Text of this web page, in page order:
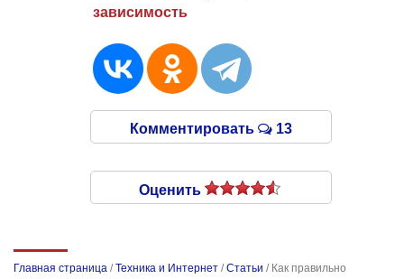
зависимость
Комментировать 13
Оценить
Главная страница /Техника и Интернет /Статьи / Как правильно